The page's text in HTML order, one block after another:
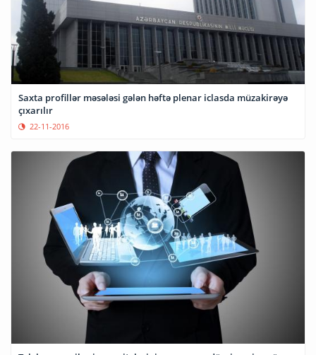
Saxta profillər məsələsi gələn həftə plenar iclasda müzakirəyə
çıxarılır
22-11-2016